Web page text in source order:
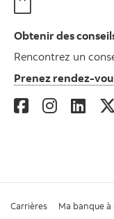
Obtenir des
Rencontrez un
Prenez rendez-
Carrières Ma banque à